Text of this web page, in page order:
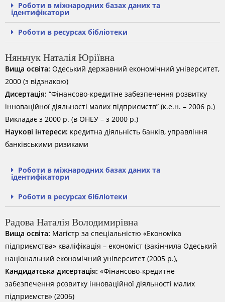
Роботи в міжнародних базах даних та
ідентифікатори
Роботи в ресурсах бібліотеки
Няньчук Наталія Юріївна
Вища освіта: Одеський державний економічний університет,
2000 (з відзнакою)
Дисертація: “Фінансово-кредитне забезпечення розвитку
інноваційної діяльності малих підприємств” (к.е.н. – 2006 р.)
Викладає з 2000 р. (в ОНЕУ – з 2000 р.)
Наукові інтереси: кредитна діяльність банків, управління
банківськими ризиками
Роботи в міжнародних базах даних та
ідентифікатори
Роботи в ресурсах бібліотеки
Радова Наталія Володимирівна
Вища освіта: Магістр за спеціальністю «Економіка
підприємства» кваліфікація – економіст (закінчила Одеський
національний економічний університет (2005 р.),
Кандидатська дисертація: «Фінансово-кредитне
забезпечення розвитку інноваційної діяльності малих
підприємств» (2006)